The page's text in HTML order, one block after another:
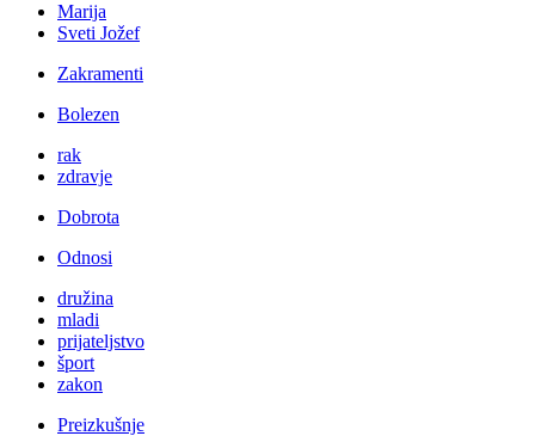
Marija
Sveti Jožef
Zakramenti
Bolezen
rak
zdravje
Dobrota
Odnosi
družina
mladi
prijateljstvo
šport
zakon
Preizkušnje